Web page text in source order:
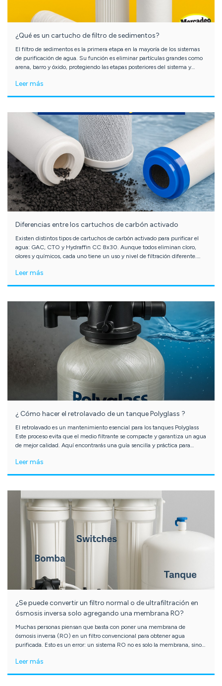
¿Qué es un cartucho de filtro de sedimentos?
El filtro de sedimentos es la primera etapa en la mayoría de los sistemas
de purificación de agua. Su función es eliminar partículas grandes como
arena, barro y óxido, protegiendo las etapas posteriores del sistema y
contamos cómo funciona, qué tipos existen y cada cuánto debes
Leer más
Diferencias entre los cartuchos de carbón activado
Existen distintos tipos de cartuchos de carbón activado para purificar el
agua: GAC, CTO y Hydraffin CC 8x30. Aunque todos eliminan cloro,
olores y químicos, cada uno tiene un uso y nivel de filtración diferente.
Leer más
¿ Cómo hacer el retrolavado de un tanque Polyglass ?
El retrolavado es un mantenimiento esencial para los tanques Polyglass
Este proceso evita que el medio filtrante se compacte y garantiza un agua
de mejor calidad. Aquí encontrarás una guía sencilla y práctica para
Leer más
¿Se puede convertir un filtro normal o de ultrafiltración en
ósmosis inversa solo agregando una membrana RO?
Muchas personas piensan que basta con poner una membrana de
ósmosis inversa (RO) en un filtro convencional para obtener agua
purificada. Esto es un error: un sistema RO no es solo la membrana, sino
conjunto. Aquí te explicamos por qué no funcionará y qué hace único a
Leer más